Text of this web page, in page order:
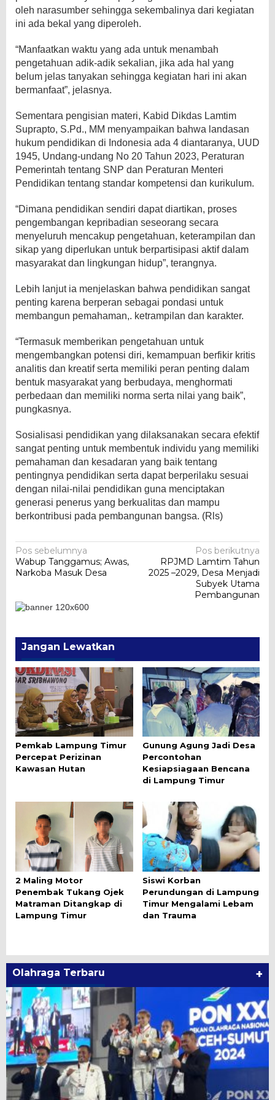
oleh narasumber sehingga sekembalinya dari kegiatan
ini ada bekal yang diperoleh.
“Manfaatkan waktu yang ada untuk menambah
pengetahuan adik-adik sekalian, jika ada hal yang
belum jelas tanyakan sehingga kegiatan hari ini akan
bermanfaat”, jelasnya.
Sementara pengisian materi, Kabid Dikdas Lamtim
Suprapto, S.Pd., MM menyampaikan bahwa landasan
hukum pendidikan di Indonesia ada 4 diantaranya, UUD
1945, Undang-undang No 20 Tahun 2023, Peraturan
Pemerintah tentang SNP dan Peraturan Menteri
Pendidikan tentang standar kompetensi dan kurikulum.
“Dimana pendidikan sendiri dapat diartikan, proses
pengembangan kepribadian seseorang secara
menyeluruh mencakup pengetahuan, keterampilan dan
sikap yang diperlukan untuk berpartisipasi aktif dalam
masyarakat dan lingkungan hidup”, terangnya.
Lebih lanjut ia menjelaskan bahwa pendidikan sangat
penting karena berperan sebagai pondasi untuk
membangun pemahaman,. ketrampilan dan karakter.
“Termasuk memberikan pengetahuan untuk
mengembangkan potensi diri, kemampuan berfikir kritis
analitis dan kreatif serta memiliki peran penting dalam
bentuk masyarakat yang berbudaya, menghormati
perbedaan dan memiliki norma serta nilai yang baik”,
pungkasnya.
Sosialisasi pendidikan yang dilaksanakan secara efektif
sangat penting untuk membentuk individu yang memiliki
pemahaman dan kesadaran yang baik tentang
pentingnya pendidikan serta dapat berperilaku sesuai
dengan nilai-nilai pendidikan guna menciptakan
generasi penerus yang berkualitas dan mampu
berkontribusi pada pembangunan bangsa. (Rls)
Navigasi
pos
Pos sebelumnya
Wabup Tanggamus; Awas,
Narkoba Masuk Desa
Pos berikutnya
RPJMD Lamtim Tahun
2025 –2029, Desa Menjadi
Subyek Utama
Pembangunan
Jangan Lewatkan
Pemkab Lampung Timur
Percepat Perizinan
Kawasan Hutan
Gunung Agung Jadi Desa
Percontohan
Kesiapsiagaan Bencana
di Lampung Timur
2 Maling Motor
Penembak Tukang Ojek
Matraman Ditangkap di
Lampung Timur
Siswi Korban
Perundungan di Lampung
Timur Mengalami Lebam
dan Trauma
Olahraga Terbaru +